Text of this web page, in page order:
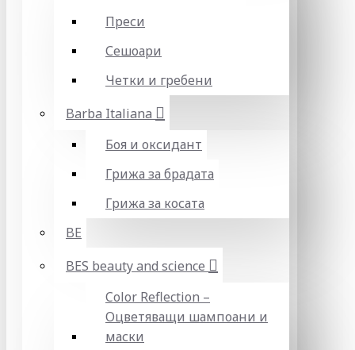
Преси
Сешоари
Четки и гребени
Barba Italiana
Боя и оксидант
Грижа за брадата
Грижа за косата
BE
BES beauty and science
Color Reflection –
Оцветяващи шампоани и
маски